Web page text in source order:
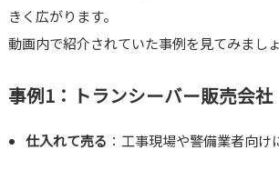
きく広がります。
動画内で紹介されていた事例を見てみましょ
事例1：トランシーバー販売会社
仕入れて売る ：工事現場や警備業者向け